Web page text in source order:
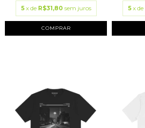
5 x de R$31,80 sem juros
COMPRAR
5 x de